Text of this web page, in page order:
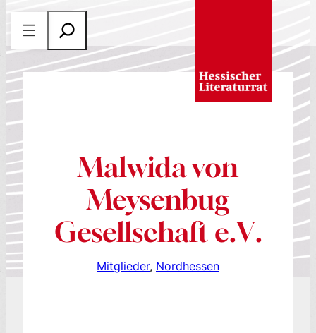
Zum
Inhalt
springen
h
Malwida von
Meysenbug
Gesellschaft e.V.
Mitglieder, Nordhessen